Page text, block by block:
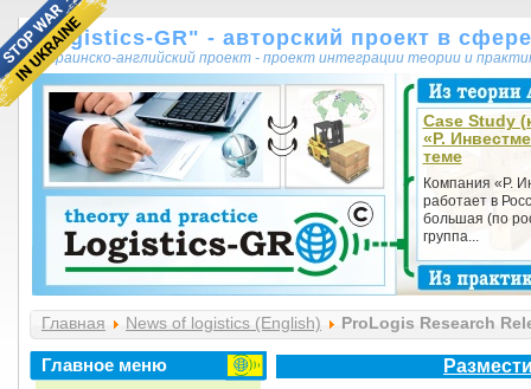
"Logistics-GR" - авторский проект в
украинско-английский проект - проект интеграции теории и
Case Study
«Р.
теме
Компания «Р.
работает в
большая (по
группа...
Главная News of logistics (English) ProLogis Research
Главное меню